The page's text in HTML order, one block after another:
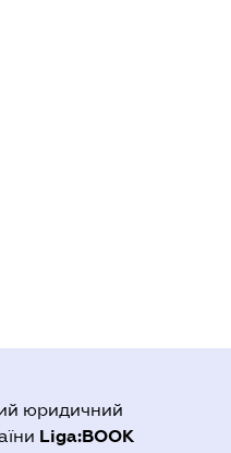
юридичний
Liga:BOOK